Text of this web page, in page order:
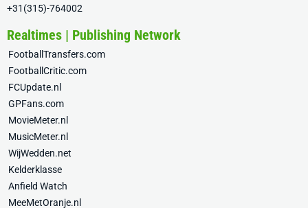
+31(315)-764002
Realtimes | Publishing Network
FootballTransfers.com
FootballCritic.com
FCUpdate.nl
GPFans.com
MovieMeter.nl
MusicMeter.nl
WijWedden.net
Kelderklasse
Anfield Watch
MeeMetOranje.nl